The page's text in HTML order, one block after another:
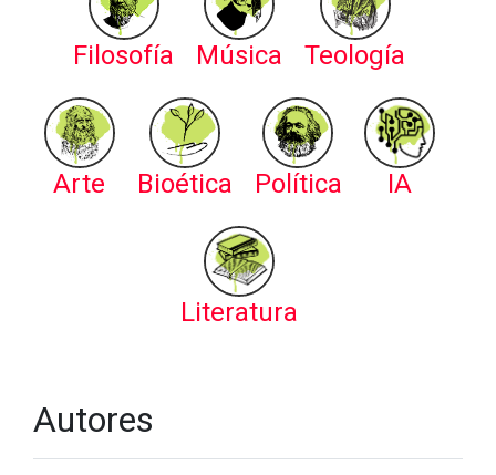
Filosofía Música Teología
Arte Bioética Política IA
Literatura
Autores